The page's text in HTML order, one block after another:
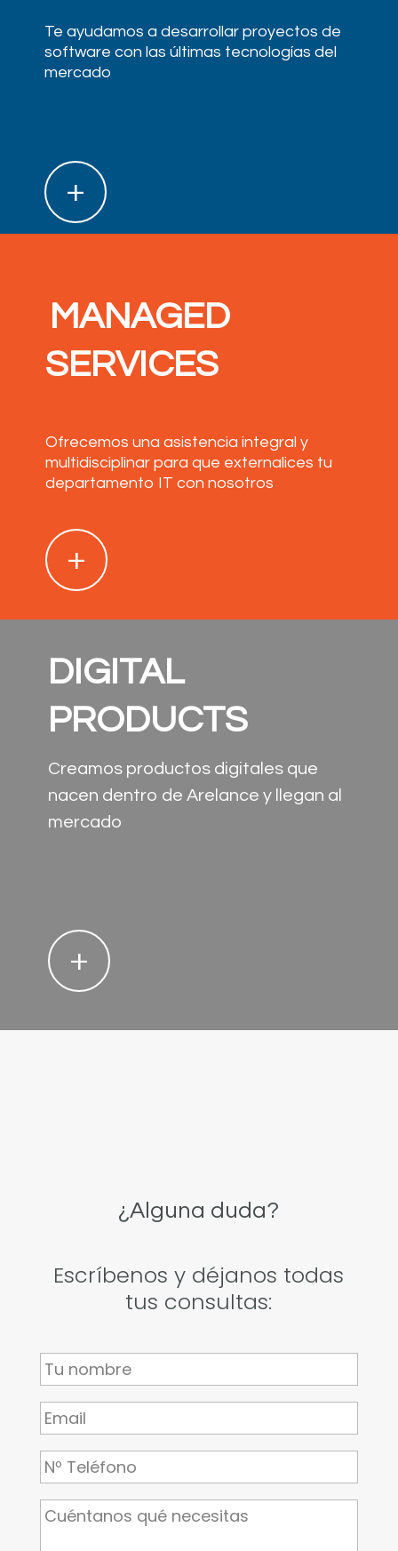
Te ayudamos a desarrollar proyectos de
software con las últimas tecnologías del
mercado
+
MANAGED
SERVICES
Ofrecemos una asistencia integral y
multidisciplinar para que externalices tu
departamento IT con nosotros
+
DIGITAL
PRODUCTS
Creamos productos digitales que
nacen dentro de Arelance y llegan al
mercado
+
¿Alguna duda?
Escríbenos y déjanos todas
tus consultas: